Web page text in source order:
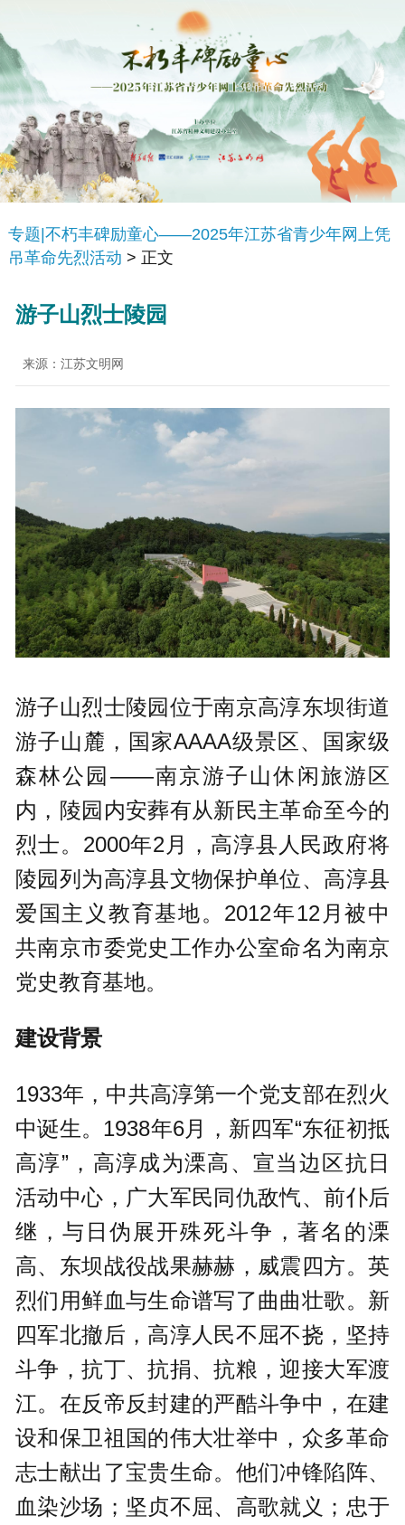
专题|不朽丰碑励童心——2025年江苏省青少年网上凭
吊革命先烈活动 > 正文
游子山烈士陵园
来源：江苏文明网
游子山烈士陵园位于南京高淳东坝街道
游子山麓，国家AAAA级景区、国家级
森林公园——南京游子山休闲旅游区
内，陵园内安葬有从新民主革命至今的
烈士。2000年2月，高淳县人民政府将
陵园列为高淳县文物保护单位、高淳县
爱国主义教育基地。2012年12月被中
共南京市委党史工作办公室命名为南京
党史教育基地。
建设背景
1933年，中共高淳第一个党支部在烈火
中诞生。1938年6月，新四军“东征初抵
高淳”，高淳成为溧高、宣当边区抗日
活动中心，广大军民同仇敌忾、前仆后
继，与日伪展开殊死斗争，著名的溧
高、东坝战役战果赫赫，威震四方。英
烈们用鲜血与生命谱写了曲曲壮歌。新
四军北撤后，高淳人民不屈不挠，坚持
斗争，抗丁、抗捐、抗粮，迎接大军渡
江。在反帝反封建的严酷斗争中，在建
设和保卫祖国的伟大壮举中，众多革命
志士献出了宝贵生命。他们冲锋陷阵、
血染沙场；坚贞不屈、高歌就义；忠于